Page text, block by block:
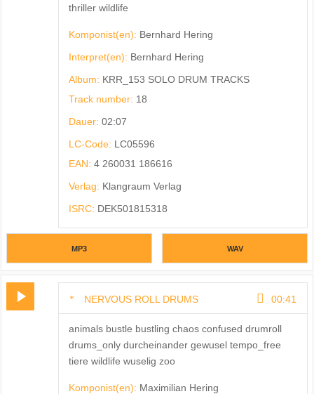
thriller wildlife
Komponist(en): Bernhard Hering
Interpret(en): Bernhard Hering
Album: KRR_153 SOLO DRUM TRACKS
Track number: 18
Dauer: 02:07
LC-Code: LC05596
EAN: 4 260031 186616
Verlag: Klangraum Verlag
ISRC: DEK501815318
MP3 WAV
NERVOUS ROLL DRUMS 00:41
animals bustle bustling chaos confused drumroll
drums_only durcheinander gewusel tempo_free
tiere wildlife wuselig zoo
Komponist(en): Maximilian Hering